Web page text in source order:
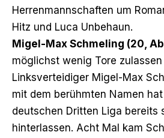
Herrenmannschaften um
Hitz und Luca Unbehaun.
Migel-Max Schmeling (20,
möglichst wenig Tore
Linksverteidiger Migel-Max
mit dem berühmten Namen
deutschen Dritten Liga bereits
hinterlassen. Acht Mal kam